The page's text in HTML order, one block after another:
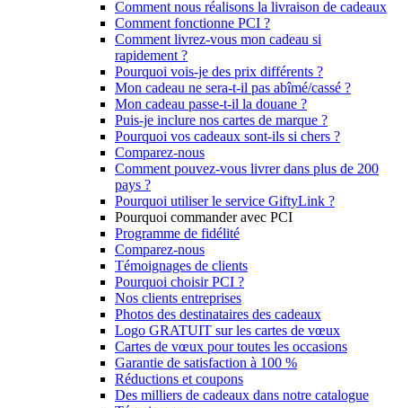
Comment nous réalisons la livraison de cadeaux
Comment fonctionne PCI ?
Comment livrez-vous mon cadeau si
rapidement ?
Pourquoi vois-je des prix différents ?
Mon cadeau ne sera-t-il pas abîmé/cassé ?
Mon cadeau passe-t-il la douane ?
Puis-je inclure nos cartes de marque ?
Pourquoi vos cadeaux sont-ils si chers ?
Comparez-nous
Comment pouvez-vous livrer dans plus de 200
pays ?
Pourquoi utiliser le service GiftyLink ?
Pourquoi commander avec PCI
Programme de fidélité
Comparez-nous
Témoignages de clients
Pourquoi choisir PCI ?
Nos clients entreprises
Photos des destinataires des cadeaux
Logo GRATUIT sur les cartes de vœux
Cartes de vœux pour toutes les occasions
Garantie de satisfaction à 100 %
Réductions et coupons
Des milliers de cadeaux dans notre catalogue